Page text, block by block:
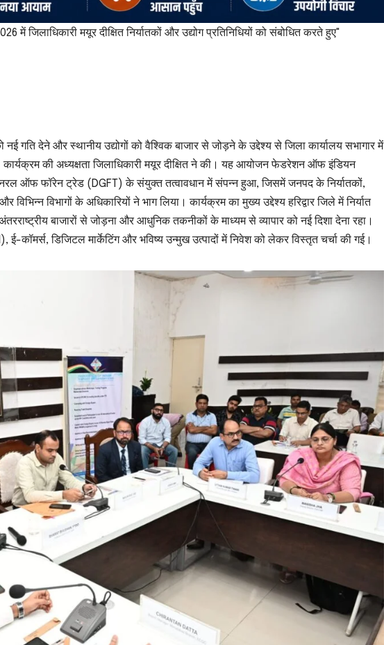
में जिलाधिकारी मयूर दीक्षित निर्यातकों और उद्योग प्रतिनिधियों को संबोधित करते हुए"
नई गति देने और स्थानीय उद्योगों को वैश्विक बाजार से जोड़ने के उद्देश्य से जिला कार्यालय सभागार में
की अध्यक्षता जिलाधिकारी मयूर दीक्षित ने की। यह आयोजन फेडरेशन ऑफ इंडियन
ऑफ फॉरेन ट्रेड (DGFT) के संयुक्त तत्वावधान में संपन्न हुआ, जिसमें जनपद के निर्यातकों,
विभिन्न विभागों के अधिकारियों ने भाग लिया। कार्यक्रम का मुख्य उद्देश्य हरिद्वार जिले में निर्यात
बाजारों से जोड़ना और आधुनिक तकनीकों के माध्यम से व्यापार को नई दिशा देना रहा।
कॉमर्स, डिजिटल मार्केटिंग और भविष्य उन्मुख उत्पादों में निवेश को लेकर विस्तृत चर्चा की गई।